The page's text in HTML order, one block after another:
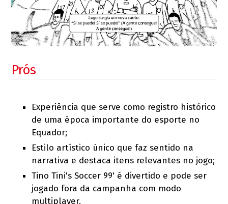
Prós
Experiência que serve como registro histórico
de uma época importante do esporte no
Equador;
Estilo artístico único que faz sentido na
narrativa e destaca itens relevantes no jogo;
Tino Tini's Soccer 99' é divertido e pode ser
jogado fora da campanha com modo
multiplayer.